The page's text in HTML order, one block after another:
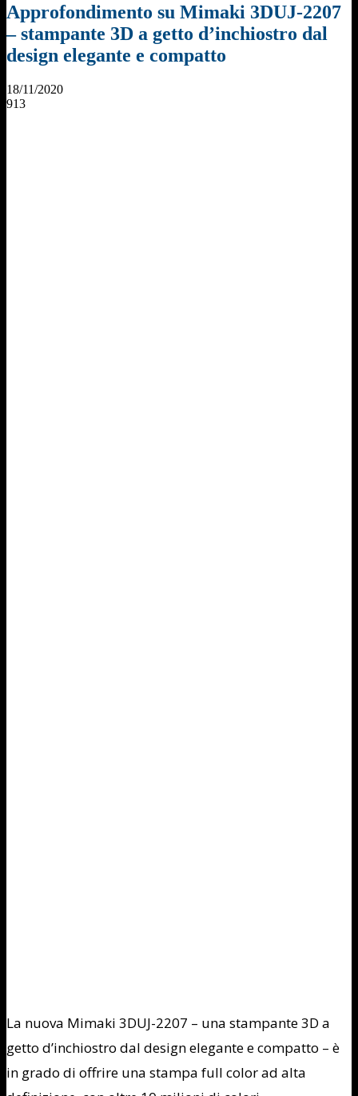
Approfondimento su Mimaki 3DUJ-2207
– stampante 3D a getto d’inchiostro dal
design elegante e compatto
18/11/2020
913
La nuova Mimaki 3DUJ-2207 – una stampante 3D a
getto d’inchiostro dal design elegante e compatto – è
in grado di offrire una stampa full color ad alta